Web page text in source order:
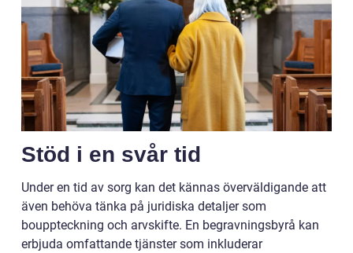
Stöd i en svår tid
Under en tid av sorg kan det kännas överväldigande att
även behöva tänka på juridiska detaljer som
bouppteckning och arvskifte. En begravningsbyrå kan
erbjuda omfattande tjänster som inkluderar